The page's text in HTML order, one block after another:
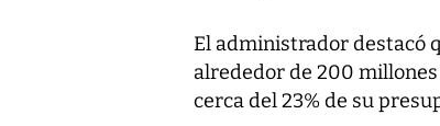
El administrador destacó
alrededor de 200
cerca del 23% de su